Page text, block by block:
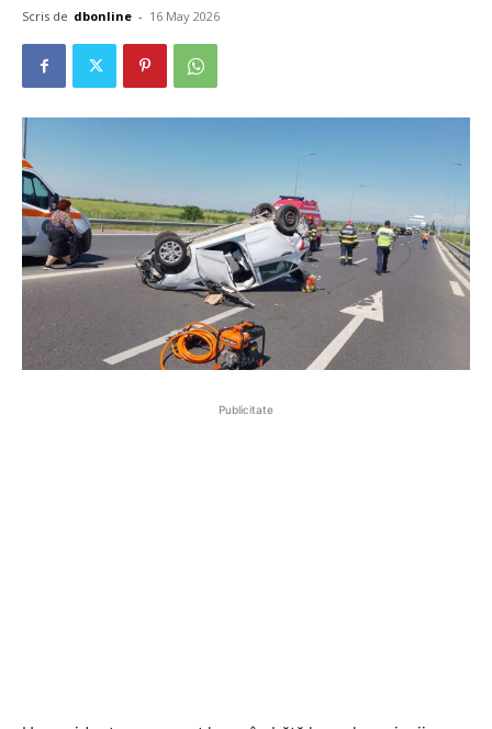
Scris de dbonline - 16 May 2026
Publicitate